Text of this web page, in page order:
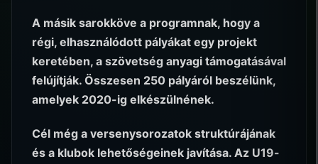
A másik sarokköve a programnak, hogy a
régi, elhasználódott pályákat egy projekt
keretében, a szövetség anyagi támogatásával
felújítják. Összesen 250 pályáról beszélünk,
amelyek 2020-ig elkészülnének.
Cél még a versenysorozatok struktúrájának
és a klubok lehetőségeinek javítása. Az U19-